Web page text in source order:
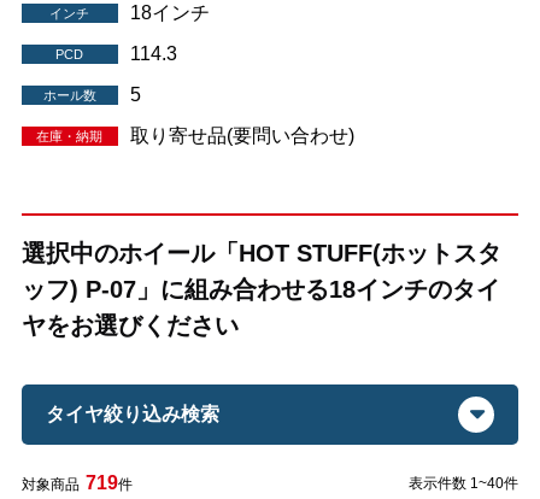
インチ 18インチ
PCD 114.3
ホール数 5
在庫・納期 取り寄せ品(要問い合わせ)
選択中のホイール「HOT STUFF(ホットスタ
ッフ) P-07」に組み合わせる18インチのタイ
ヤをお選びください
タイヤ絞り込み検索
対象商品 719件 表示件数 1~40件